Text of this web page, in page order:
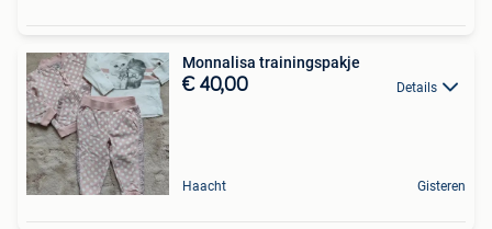
Monnalisa trainingspakje
€ 40,00 Details
Haacht Gisteren